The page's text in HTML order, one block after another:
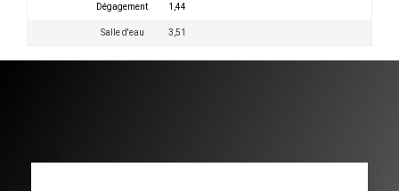
Dégagement 1,44
Salle d'eau 3,51